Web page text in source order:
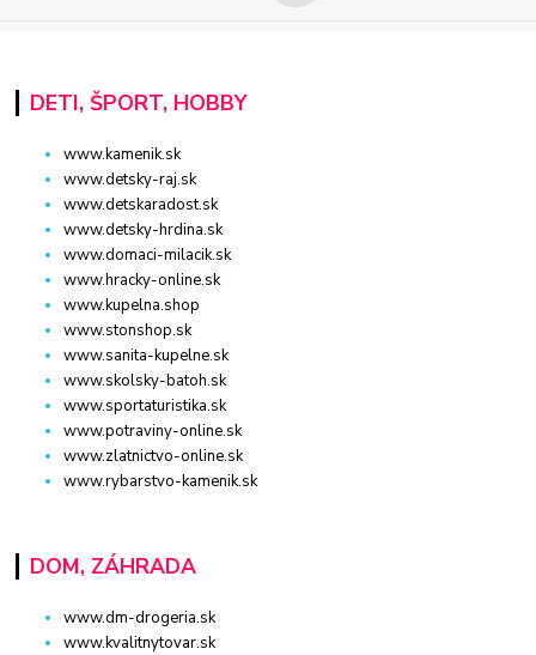
DETI, ŠPORT, HOBBY
www.kamenik.sk
www.detsky-raj.sk
www.detskaradost.sk
www.detsky-hrdina.sk
www.domaci-milacik.sk
www.hracky-online.sk
www.kupelna.shop
www.stonshop.sk
www.sanita-kupelne.sk
www.skolsky-batoh.sk
www.sportaturistika.sk
www.potraviny-online.sk
www.zlatnictvo-online.sk
www.rybarstvo-kamenik.sk
DOM, ZÁHRADA
www.dm-drogeria.sk
www.kvalitnytovar.sk